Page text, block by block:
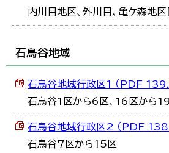
内川目地区、外川目、亀ケ森地
石鳥谷地域
石鳥谷地域行政区1 （PDF
石鳥谷1区から6区、16区から
石鳥谷地域行政区2 （PDF
石鳥谷7区から15区